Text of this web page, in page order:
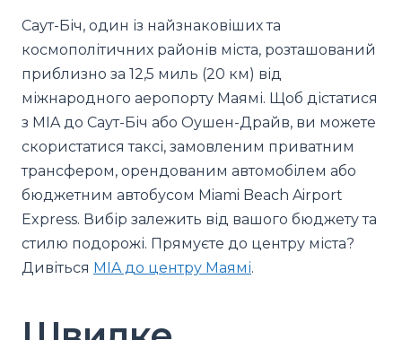
Саут-Біч, один із найзнаковіших та
космополітичних районів міста, розташований
приблизно за 12,5 миль (20 км) від
міжнародного аеропорту Маямі. Щоб дістатися
з MIA до Саут-Біч або Оушен-Драйв, ви можете
скористатися таксі, замовленим приватним
трансфером, орендованим автомобілем або
бюджетним автобусом Miami Beach Airport
Express. Вибір залежить від вашого бюджету та
стилю подорожі. Прямуєте до центру міста?
Дивіться MIA до центру Маямі.